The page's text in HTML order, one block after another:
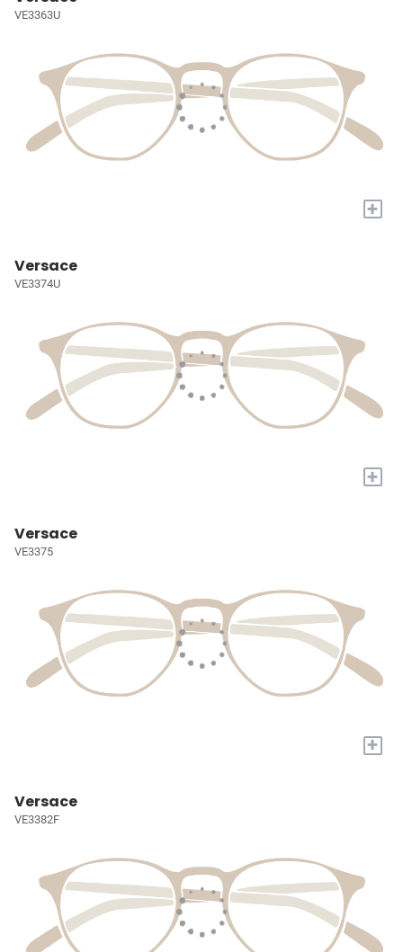
VE3363U
+
Versace
VE3374U
+
Versace
VE3375
+
Versace
VE3382F